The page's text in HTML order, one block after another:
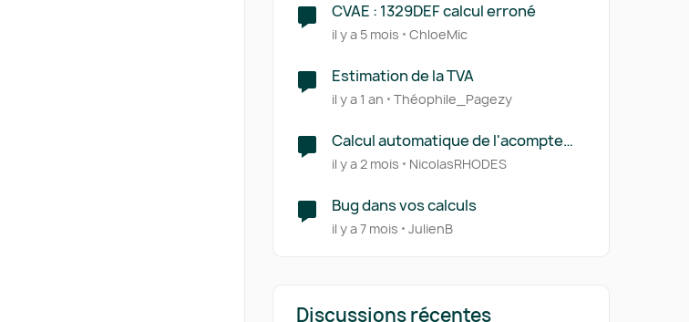
CVAE : 1329DEF calcul erroné
il y a 5 mois ChloeMic
Estimation de la TVA
il y a 1 an Théophile_Pagezy
Calcul automatique de l'acompte
sur devis
il y a 2 mois NicolasRHODES
Bug dans vos calculs
il y a 7 mois JulienB
Discussions récentes